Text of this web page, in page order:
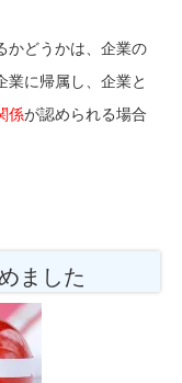
かどうかは、企業の
業に帰属し、企業と
係が認められる場合
ました